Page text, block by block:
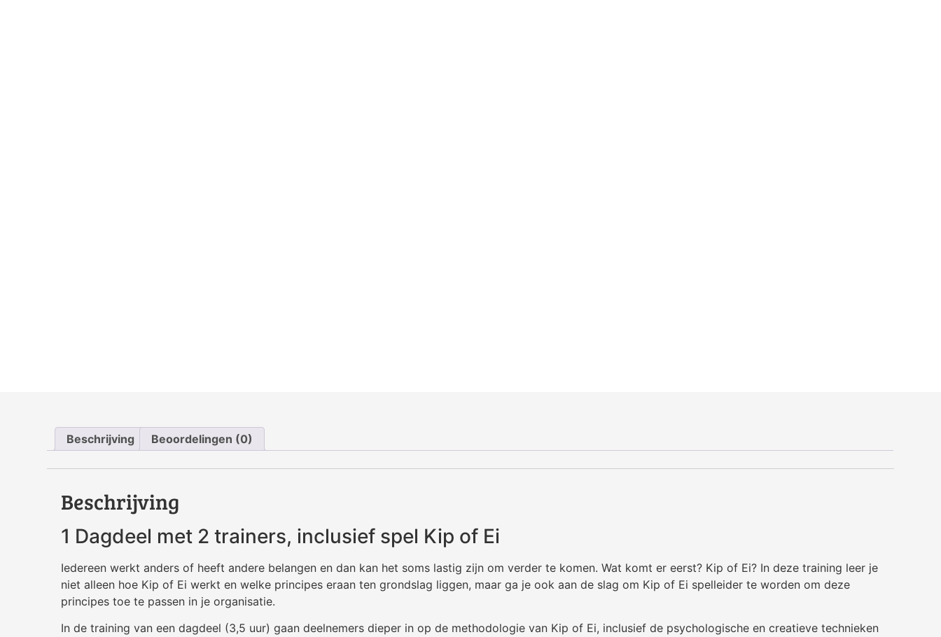
Beschrijving Beoordelingen (0)
Beschrijving
1 Dagdeel met 2 trainers, inclusief spel Kip of Ei
Iedereen werkt anders of heeft andere belangen en dan kan het soms lastig zijn om verder te komen. Wat komt er eerst? Kip of Ei? In deze training leer je
niet alleen hoe Kip of Ei werkt en welke principes eraan ten grondslag liggen, maar ga je ook aan de slag om Kip of Ei spelleider te worden om deze
principes toe te passen in je organisatie.
In de training van een dagdeel (3,5 uur) gaan deelnemers dieper in op de methodologie van Kip of Ei, inclusief de psychologische en creatieve technieken